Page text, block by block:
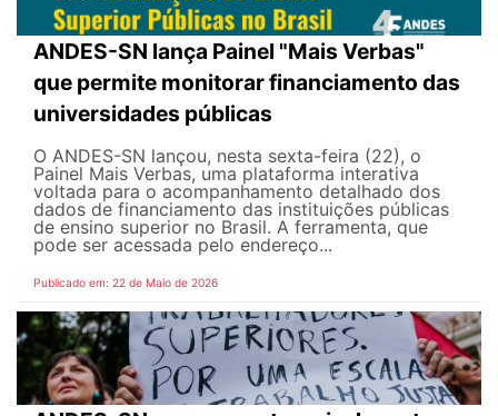
ANDES-SN lança Painel "Mais Verbas"
que permite monitorar financiamento das
universidades públicas
O ANDES-SN lançou, nesta sexta-feira (22), o
Painel Mais Verbas, uma plataforma interativa
voltada para o acompanhamento detalhado dos
dados de financiamento das instituições públicas
de ensino superior no Brasil. A ferramenta, que
pode ser acessada pelo endereço...
Publicado em: 22 de Maio de 2026